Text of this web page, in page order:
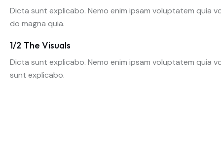
Dicta sunt explicabo. Nemo enim ipsam voluptatem
do magna quia.
1/2 The Visuals
Dicta sunt explicabo. Nemo enim ipsam voluptatem
sunt explicabo.